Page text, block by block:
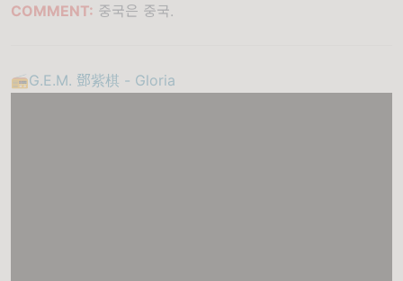
COMMENT: 중국은 중국.
📻G.E.M. 鄧紫棋 - Gloria